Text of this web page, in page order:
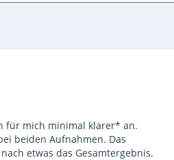
für mich minimal klarer* an.
beiden Aufnahmen. Das
etwas das Gesamtergebnis.